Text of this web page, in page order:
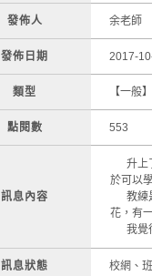
發佈人 余老師
發佈日期 2017-
類型 【一般】
點閱數 553
訊息內容
升上
於可以
教練
花，有
我覺
訊息狀態 校網、